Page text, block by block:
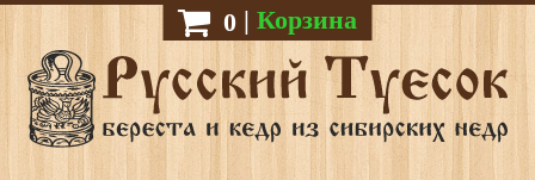
0 | Корзина